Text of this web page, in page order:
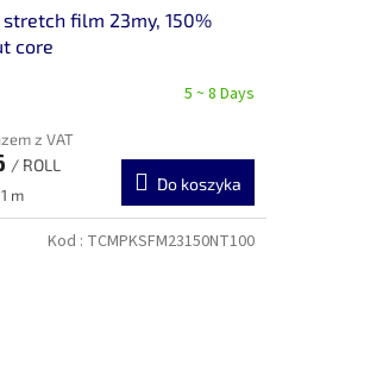
stretch film 23my, 150%
core
5 ~ 8 Days
z VAT
/ ROLL
m
Do koszyka
Kod : TCMPKSFM23150NT100